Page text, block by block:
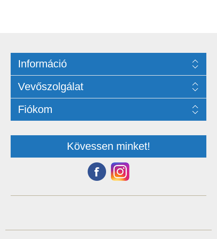
Információ
Vevőszolgálat
Fiókom
Kövessen minket!